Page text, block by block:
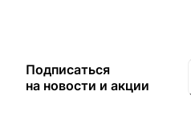
Подписаться
на новости и акции